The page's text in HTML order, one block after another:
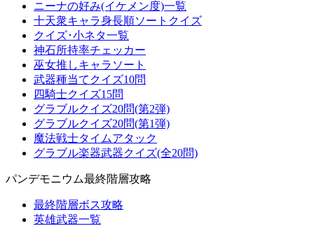
ニーナの好み(イケメン度)一覧
十天衆キャラ身長順ソートクイズ
クイズ･小ネタ一覧
神石所持率チェッカー
巫女推しキャラソート
武器種当てクイズ10問
四騎士クイズ15問
グラブルクイズ20問(第2弾)
グラブルクイズ20問(第1弾)
魔法戦士タイムアタック
グラブル楽器武器クイズ(全20問)
パンデモニウム最終階層攻略
最終階層ボス攻略
英雄武器一覧